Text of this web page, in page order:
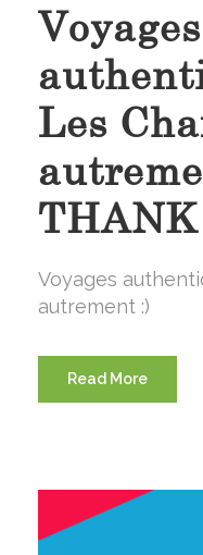
Voyages
Les
Voyages
autrement :)
Read More